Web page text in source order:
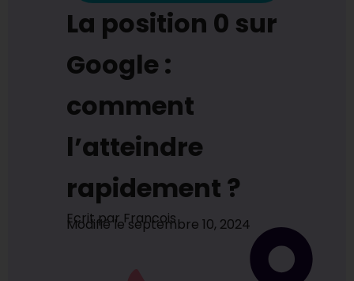
La position 0 sur
Google :
comment
l’atteindre
rapidement ?
Ecrit parFrancois
Modifié le septembre 10, 2024